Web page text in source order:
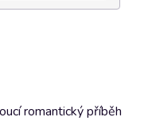
romantický příběh